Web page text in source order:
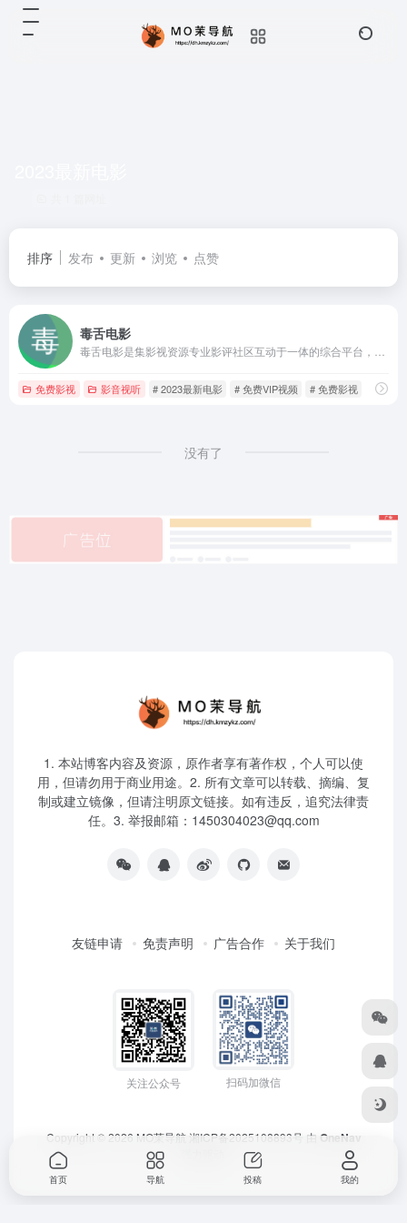
排序 发布 更新 浏览 点赞
毒舌电影
免费影视 影音视听 # 2023最新电影 # 免费VIP视频 # 免费影视
没有了
1. 本站博客内容及资源，原作者享有著作权，个人可以使
用，但请勿用于商业用途。2. 所有文章可以转载、摘编、复
制或建立镜像，但请注明原文链接。如有违反，追究法律责
任。3. 举报邮箱：1450304023@qq.com
友链申请 免责声明 广告合作 关于我们
关注公众号 扫码加微信
Copyright © 2026 MO茉导航 湘ICP备2025108893号 由 OneNav
首页 导航 投稿 我的